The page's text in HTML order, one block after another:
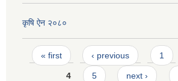
कृषि ऐन २०८०
Pages
« first ‹ previous 1
4 5 next ›